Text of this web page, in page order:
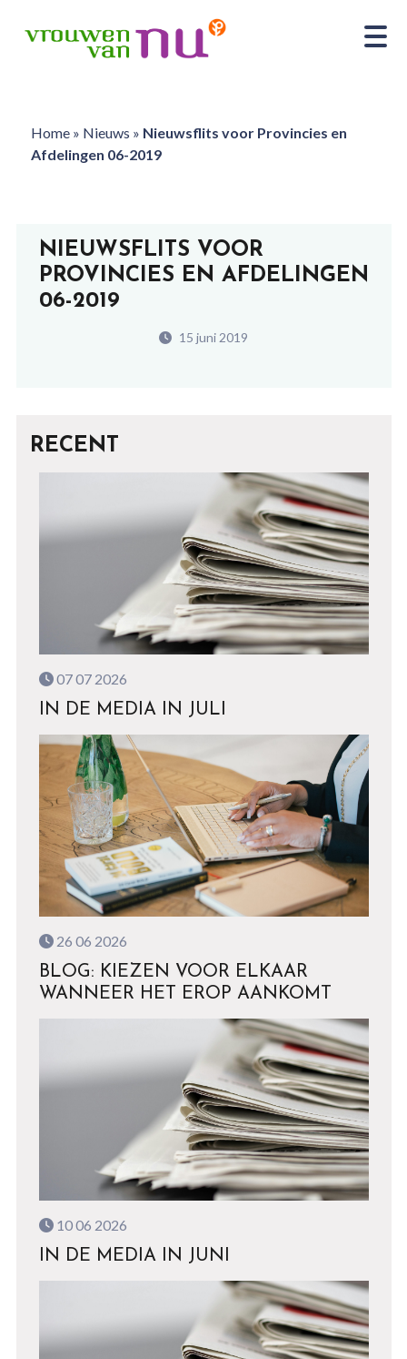
Home» Nieuws » Nieuwsflits voor Provincies en
Afdelingen 06-2019
NIEUWSFLITS VOOR
PROVINCIES EN AFDELINGEN
06-2019
15 juni 2019
RECENT
07 07 2026
IN DE MEDIA IN JULI
26 06 2026
BLOG: KIEZEN VOOR ELKAAR
WANNEER HET EROP AANKOMT
10 06 2026
IN DE MEDIA IN JUNI